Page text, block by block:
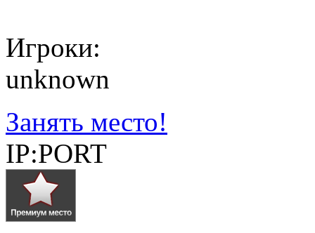
Игроки:
unknown
Занять место!
IP:PORT